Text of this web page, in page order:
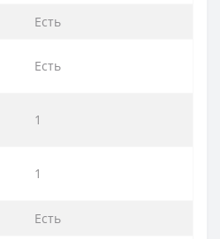
Есть
Есть
1
1
Есть